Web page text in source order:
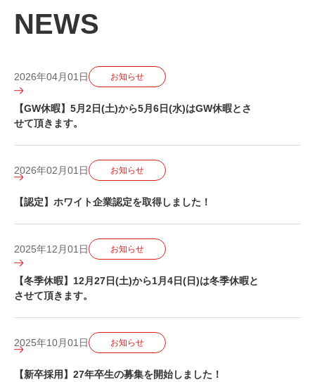
NEWS
2026年04月01日 お知らせ
【GW休暇】5月2日(土)から5月6日(水)はGW休暇とさ
せて頂きます。
2026年02月01日 お知らせ
【認定】ホワイト企業認定を取得しました！
2025年12月01日 お知らせ
【冬季休暇】12月27日(土)から1月4日(日)は冬季休暇と
させて頂きます。
2025年10月01日 お知らせ
【新卒採用】27年卒生の募集を開始しました！